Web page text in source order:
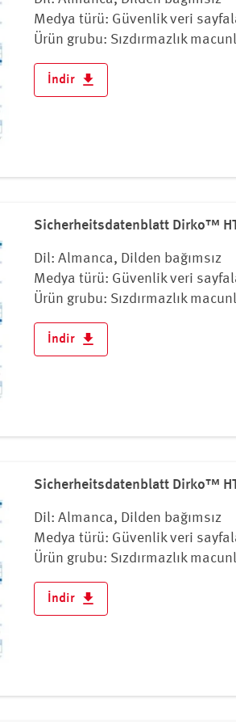
Medya türü: Güvenlik veri
Ürün grubu: Sızdırmazlık
İndir
Sicherheitsdatenblatt Dirko™
Dil: Almanca, Dilden bağımsız
Medya türü: Güvenlik veri
Ürün grubu: Sızdırmazlık
İndir
Sicherheitsdatenblatt Dirko™
Dil: Almanca, Dilden bağımsız
Medya türü: Güvenlik veri
Ürün grubu: Sızdırmazlık
İndir